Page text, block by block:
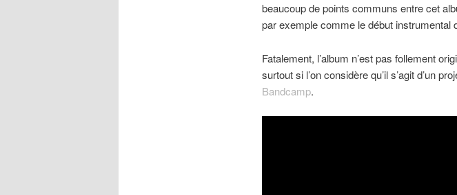
beaucoup de points communs entre cet
par exemple comme le début instrumental
Fatalement, l’album n’est pas follement
surtout si l’on considère qu’il s’agit d’un
Bandcamp.